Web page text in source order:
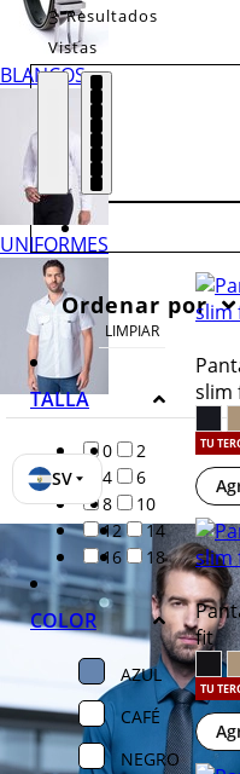
BLANCOS
UNIFORMES
SV
3Resultados
Vistas
Ordenar por
LIMPIAR
TALLA
0
2
4
6
8
10
12
14
16
18
COLOR
AZUL
CAFÉ
NEGRO
slim
TU
fit
TU